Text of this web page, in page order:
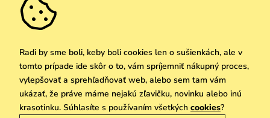
Predajne
Copyright © 2026 Vuch s.r.o. Všetky práva vyhradené. Technicky zabezpečuje
Simplia.cz
Radi by sme boli, keby boli cookies len o sušienkách, ale v
tomto prípade ide skôr o to, vám spríjemniť nákupný proces,
vylepšovať a sprehľadňovať web, alebo sem tam vám
ukázať, že práve máme nejakú zľavičku, novinku alebo inú
krasotinku. Súhlasíte s používaním všetkých cookies?